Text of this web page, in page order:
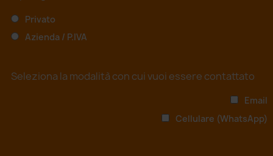
Privato
Azienda / P.IVA
Seleziona la modalità con cui vuoi essere contattato
Email
Cellulare (WhatsApp)